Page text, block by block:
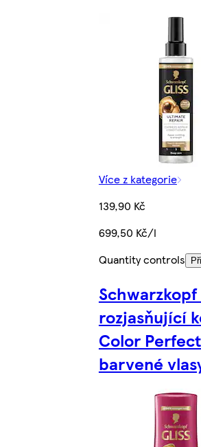
Více z kategorie
139,90 Kč
699,50 Kč/l
Quantity controls
Schwarzkopf
rozjasňující
Color
barvené